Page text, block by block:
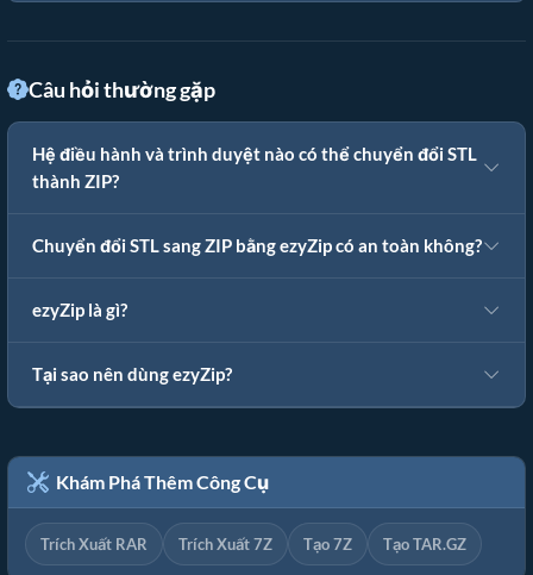
Câu hỏi thường gặp
Hệ điều hành và trình duyệt nào có thể chuyển đổi STL
thành ZIP?
Chuyển đổi STL sang ZIP bằng ezyZip có an toàn không?
ezyZip là gì?
Tại sao nên dùng ezyZip?
Khám Phá Thêm Công Cụ
Trích Xuất RAR Trích Xuất 7Z Tạo 7Z Tạo TAR.GZ